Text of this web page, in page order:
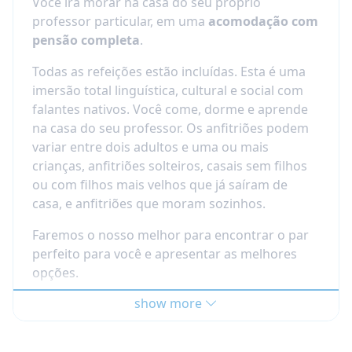
alojamento, dando ao aluno uma oportunidade
única para uma integração completa no
ambiente local. Ao reservar seu curso particular
de idiomas na casa do professor, você pode
escolher entre15, 20 ou 25 horas.
Opções de curso para suas aulas particulares
de inglês em:
Vocabulário de negócios ou especializado
(sob consulta)
Preparação para exames de idiomas (sob
Necessidades especiais (sob consulta):
alunos com necessidades especiais como
dislexia, disgrafia, dispraxia, cegueira,
surdez e TDAH são bem-vindos nestas aulas
Sydney, Melbourne, Brisbane ou Perth
professor também será seu guia e lhe mostrará
sua região amada.
Escolha e selecione sua experiência cultural
perfeita.
O preço começa a partir de 415 USD para 3
visitas.
Outras atividades extracurriculares sob
solicitação:
Esportes: inclui 3 sessões esportivas por
semana (sessões esportivas, o transporte
acompanhado e aluguel de equipamentos)
(sob orçamento)
Excursão: excursão para um lugar de
interesse ou um parque temático (sob
professor particular, em uma acomodação com
pensão completa.
Todas as refeições estão incluídas. Esta é uma
imersão total linguística, cultural e social com
falantes nativos. Você come, dorme e aprende
na casa do seu professor. Os anfitriões podem
variar entre dois adultos e uma ou mais
crianças, anfitriões solteiros, casais sem filhos
ou com filhos mais velhos que já saíram de
casa, e anfitriões que moram sozinhos.
Faremos o nosso melhor para encontrar o par
perfeito para você e apresentar as melhores
opções.
Opções de acomodação:
show more